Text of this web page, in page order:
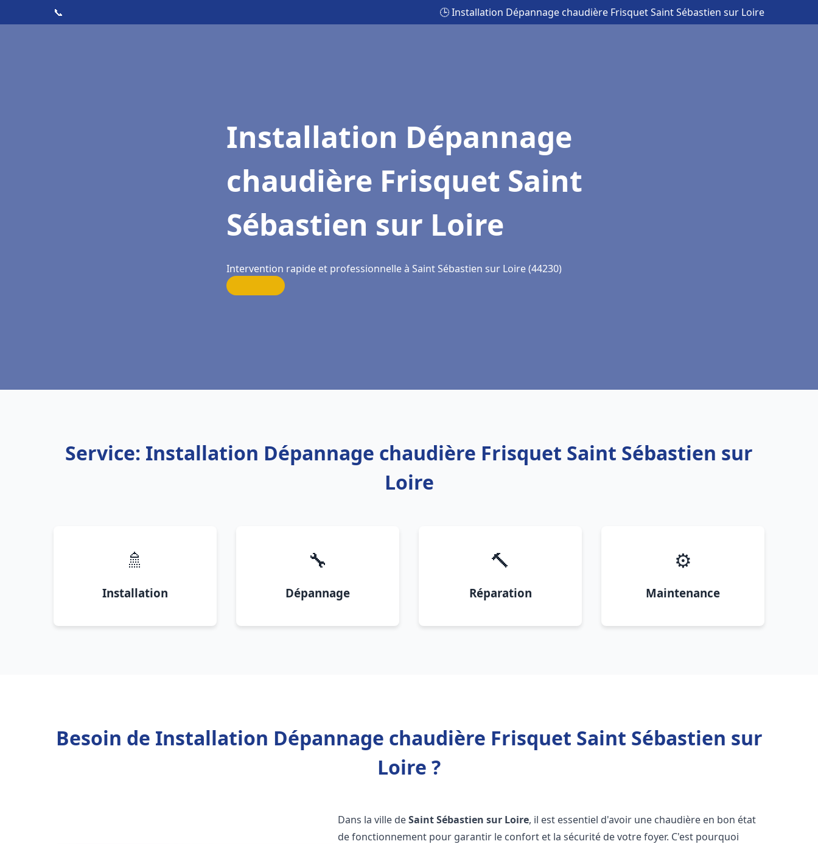
📞 🕒 Installation Dépannage chaudière Frisquet Saint Sébastien sur Loire
Installation Dépannage
chaudière Frisquet Saint
Sébastien sur Loire
Intervention rapide et professionnelle à Saint Sébastien sur Loire (44230)
Service: Installation Dépannage chaudière Frisquet Saint Sébastien sur
Loire
🚿
Installation
🔧
Dépannage
🔨
Réparation
⚙️
Maintenance
Besoin de Installation Dépannage chaudière Frisquet Saint Sébastien sur
Loire ?
Dans la ville deSaint Sébastien sur Loire, il est essentiel d'avoir une chaudière en bon état
de fonctionnement pour garantir le confort et la sécurité de votre foyer. C'est pourquoi